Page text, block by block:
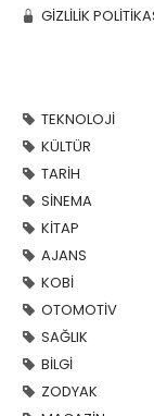
GİZLİLİK
TEKNOLOJİ
KÜLTÜR
TARİH
SİNEMA
KİTAP
AJANS
KOBİ
OTOMOTİV
SAĞLIK
BİLGİ
ZODYAK